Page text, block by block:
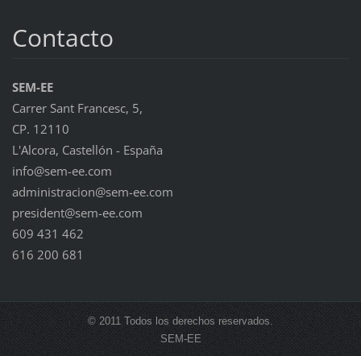
Contacto
SEM-EE
Carrer Sant Francesc, 5,
CP. 12110
L'Alcora, Castellón - España
info@sem-ee.com
administracion@sem-ee.com
president@sem-ee.com
609 431 462
616 200 681
© 2011 Todos los derechos reservados.
SEM-EE